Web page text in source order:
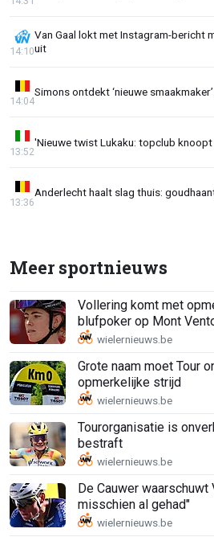
Van Gaal lokt met Instagram-bericht
uit
14:10
Simons ontdekt ‘nieuwe smaakmaker’
14:04
'Nieuwe twist Lukaku: topclub knoopt
13:52
Anderlecht haalt slag thuis:
13:36
Meer sportnieuws
Vollering komt met
blufpoker op Mont
Grote naam moet Tour
opmerkelijke strijd
Tourorganisatie is
bestraft
De Cauwer waarschuwt
misschien al gehad"